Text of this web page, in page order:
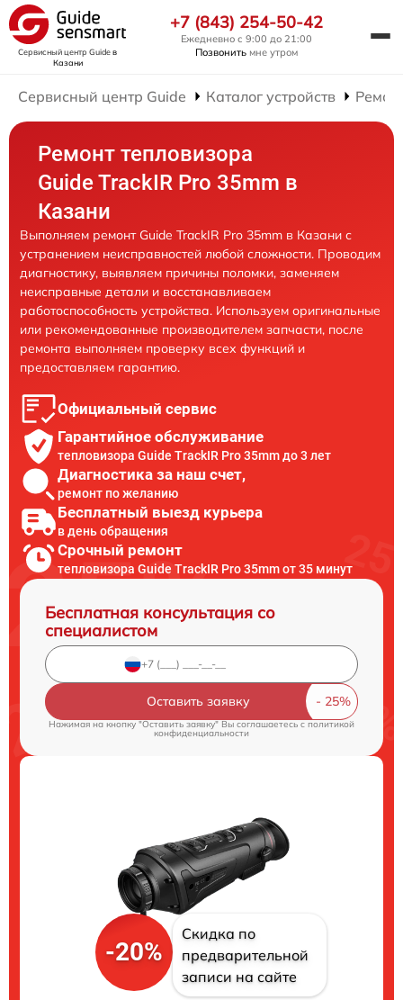
Сервисный центр Guideв
Казани
+7 (843) 254-50-42
Ежедневно с 9:00 до 21:00
Позвонить мне утром
Сервисный центр Guide Каталог устройств
Ремонт тепловизора
Guide TrackIR Pro 35mm в
Казани
Выполняем ремонт Guide TrackIR Pro 35mm в Казани с
устранением неисправностей любой сложности. Проводим
диагностику, выявляем причины поломки, заменяем
неисправные детали и восстанавливаем
работоспособность устройства. Используем оригинальные
или рекомендованные производителем запчасти, после
ремонта выполняем проверку всех функций и
предоставляем гарантию.
Официальный сервис
Гарантийное обслуживание
тепловизора Guide TrackIR Pro 35mm до 3 лет
Диагностика за наш счет,
ремонт по желанию
Бесплатный выезд курьера
в день обращения
Срочный ремонт
тепловизора Guide TrackIR Pro 35mm от 35 минут
Бесплатная консультация со
специалистом
Оставить заявку
Нажимая на кнопку "Оставить заявку" Вы соглашаетесь cполитикой
конфиденциальности
-20%
Скидка по
предварительной
записи на сайте